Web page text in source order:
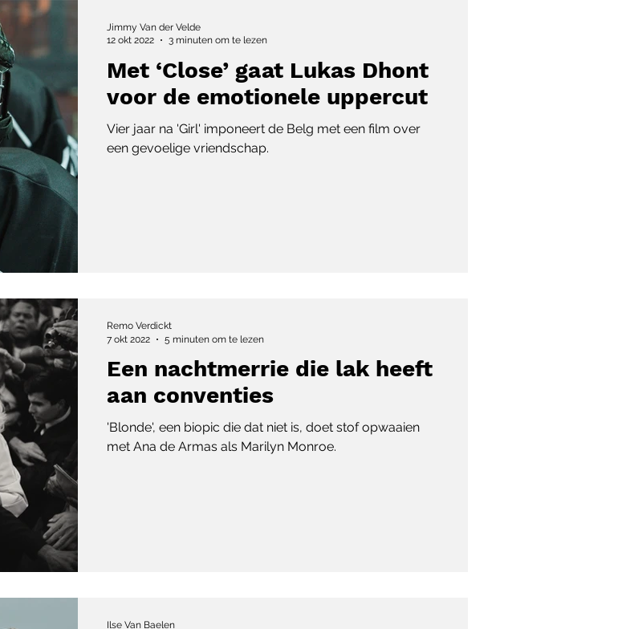
Met ‘Close’ gaat Lukas Dhont
voor de emotionele uppercut
Vier jaar na 'Girl' imponeert de Belg met een film over
een gevoelige vriendschap.
Jimmy Van der Velde
12 okt 2022
3 minuten om te lezen
Een nachtmerrie die lak heeft
aan conventies
'Blonde', een biopic die dat niet is, doet stof opwaaien
met Ana de Armas als Marilyn Monroe.
Remo Verdickt
7 okt 2022
5 minuten om te lezen
Ilse Van Baelen